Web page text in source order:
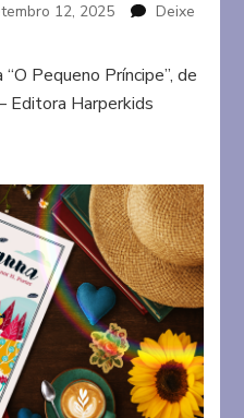
12, 2025
Deixe
Pequeno Príncipe”, de
Editora Harperkids